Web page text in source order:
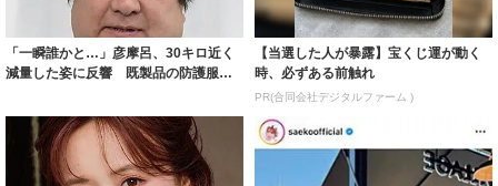
「一瞬誰かと…」彦摩呂、30キロ近く
減量した姿に反響 既製品の防護服が
【当選した人が暴露】宝くじ運が動く
時、必ずある前触れ
PR(合同会社デジタルファーム )